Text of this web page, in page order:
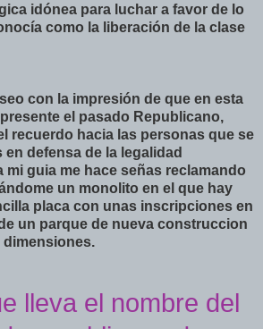
idónea para luchar a favor de lo
como la liberación de la clase
con la impresión de que en esta
el pasado Republicano,
recuerdo hacia las personas que se
defensa de la legalidad
mi guia me hace señas reclamando
un monolito en el que hay
placa con unas inscripciones en
un parque de nueva construccion
lleva el nombre del